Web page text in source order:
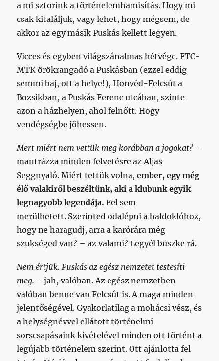
a mi sztorink a történelemhamisítás. Hogy mi
csak kitaláljuk, vagy lehet, hogy mégsem, de
akkor az egy másik Puskás kellett legyen.
Vicces és egyben világszánalmas hétvége. FTC-
MTK örökrangadó a Puskásban (ezzel eddig
semmi baj, ott a helye!), Honvéd-Felcsút a
Bozsikban, a Puskás Ferenc utcában, szinte
azon a házhelyen, ahol felnőtt. Hogy
vendégségbe jöhessen.
Mert miért nem vettük meg korábban a jogokat? –
mantrázza minden felvetésre az Aljas
Seggnyaló. Miért tettük volna,ember, egy még
élő valakiről beszéltünk, aki a klubunk egyik
legnagyobb legendája.Fel sem
merülhetett. Szerinted odalépni a haldoklóhoz,
hogy ne haragudj, arra a karórára még
szükséged van? – az valami? Legyél büszke rá.
Nem értjük. Puskás az egész nemzetet testesíti
meg. –jah, valóban. Az egész nemzetben
valóban benne van Felcsút is. A maga minden
jelentőségével. Gyakorlatilag a mohácsi vész, és
a helységnévvel ellátott történelmi
sorscsapásaink kivételével minden ott történt a
legújabb történelem szerint. Ott ajánlotta fel